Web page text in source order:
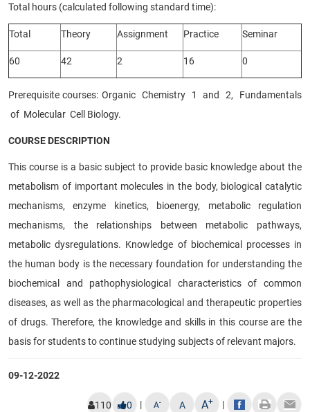
Total hours (calculated following standard time):
Total Theory Assignment Practice Seminar
60 42 2 16 0
Prerequisite courses: Organic Chemistry 1 and 2, Fundamentals
of Molecular Cell Biology.
COURSE DESCRIPTION
This course is a basic subject to provide basic knowledge about the
metabolism of important molecules in the body, biological catalytic
mechanisms, enzyme kinetics, bioenergy, metabolic regulation
mechanisms, the relationships between metabolic pathways,
metabolic dysregulations. Knowledge of biochemical processes in
the human body is the necessary foundation for understanding the
biochemical and pathophysiological characteristics of common
diseases, as well as the pharmacological and therapeutic properties
of drugs. Therefore, the knowledge and skills in this course are the
basis for students to continue studying subjects of relevant majors.
09-12-2022
110 0 | A- A A+ |